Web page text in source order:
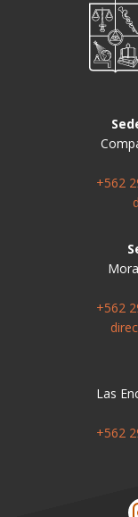
+562
+562
Las
+562